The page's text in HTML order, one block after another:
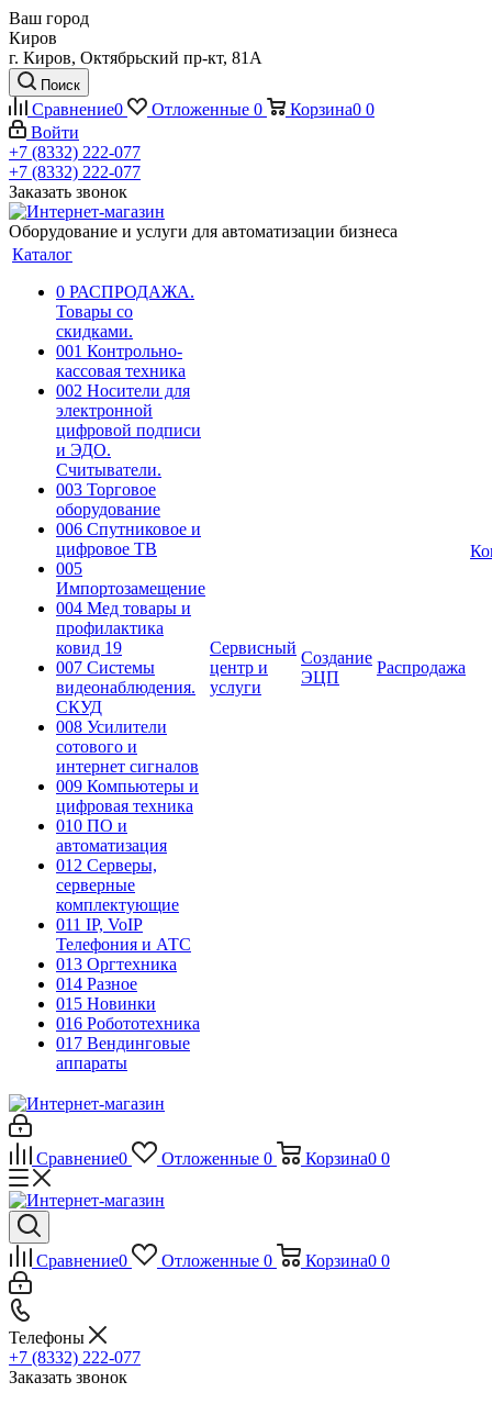
Ваш город
Киров
г. Киров, Октябрьский пр-кт, 81А
Поиск
Сравнение0 Отложенные 0 Корзина0 0
Войти
+7 (8332) 222-077
+7 (8332) 222-077
Заказать звонок
Оборудование и услуги для автоматизации бизнеса
Каталог
0 РАСПРОДАЖА.
Товары со
скидками.
001 Контрольно-
кассовая техника
002 Носители для
электронной
цифровой подписи
и ЭДО.
Считыватели.
003 Торговое
оборудование
006 Спутниковое и
цифровое ТВ
005
Импортозамещение
004 Мед товары и
профилактика
ковид 19
007 Системы
видеонаблюдения.
СКУД
008 Усилители
сотового и
интернет сигналов
009 Компьютеры и
цифровая техника
010 ПО и
автоматизация
012 Серверы,
серверные
комплектующие
011 IP, VoIP
Телефония и АТС
013 Оргтехника
014 Разное
015 Новинки
016 Робототехника
017 Вендинговые
аппараты
Сервисный
центр и
услуги
Создание
ЭЦП
Распродажа
Сравнение0 Отложенные 0 Корзина0 0
Сравнение0 Отложенные 0 Корзина0 0
Телефоны
+7 (8332) 222-077
Заказать звонок